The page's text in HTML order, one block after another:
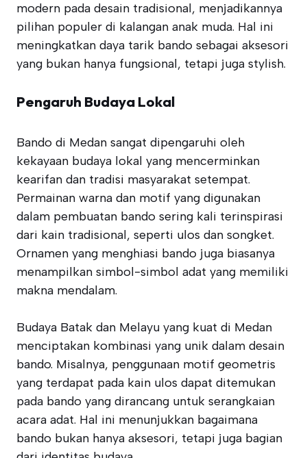
modern pada desain tradisional, menjadikannya
pilihan populer di kalangan anak muda. Hal ini
meningkatkan daya tarik bando sebagai aksesori
yang bukan hanya fungsional, tetapi juga stylish.
Pengaruh Budaya Lokal
Bando di Medan sangat dipengaruhi oleh
kekayaan budaya lokal yang mencerminkan
kearifan dan tradisi masyarakat setempat.
Permainan warna dan motif yang digunakan
dalam pembuatan bando sering kali terinspirasi
dari kain tradisional, seperti ulos dan songket.
Ornamen yang menghiasi bando juga biasanya
menampilkan simbol-simbol adat yang memiliki
makna mendalam.
Budaya Batak dan Melayu yang kuat di Medan
menciptakan kombinasi yang unik dalam desain
bando. Misalnya, penggunaan motif geometris
yang terdapat pada kain ulos dapat ditemukan
pada bando yang dirancang untuk serangkaian
acara adat. Hal ini menunjukkan bagaimana
bando bukan hanya aksesori, tetapi juga bagian